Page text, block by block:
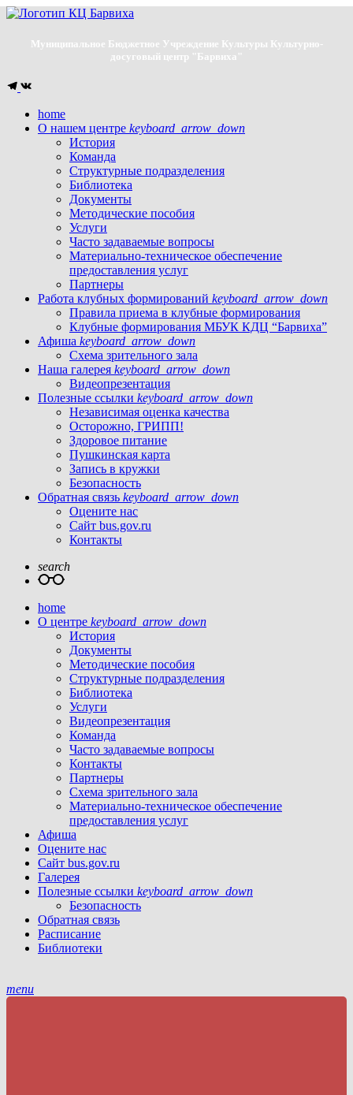
Муниципальное Бюджетное Учреждение Культуры Культурно-
досуговый центр "Барвиха"
home
О нашем центре keyboard_arrow_down
История
Команда
Структурные подразделения
Библиотека
Документы
Методические пособия
Услуги
Часто задаваемые вопросы
Материально-техническое обеспечение
предоставления услуг
Партнеры
Работа клубных формирований keyboard_arrow_down
Правила приема в клубные формирования
Клубные формирования МБУК КДЦ “Барвиха”
Афиша keyboard_arrow_down
Схема зрительного зала
Наша галерея keyboard_arrow_down
Видеопрезентация
Полезные ссылки keyboard_arrow_down
Независимая оценка качества
Осторожно, ГРИПП!
Здоровое питание
Пушкинская карта
Запись в кружки
Безопасность
Обратная связь keyboard_arrow_down
Оцените нас
Сайт bus.gov.ru
Контакты
search
home
О центре keyboard_arrow_down
История
Документы
Методические пособия
Структурные подразделения
Библиотека
Услуги
Видеопрезентация
Команда
Часто задаваемые вопросы
Контакты
Партнеры
Схема зрительного зала
Материально-техническое обеспечение
предоставления услуг
Афиша
Оцените нас
Сайт bus.gov.ru
Галерея
Полезные ссылки keyboard_arrow_down
Безопасность
Обратная связь
Расписание
Библиотеки
menu